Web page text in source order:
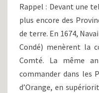
Rappel : Devant une
plus encore des
de terre. En 1674,
Condé) menèrent la
Comté. La même
commander dans les
d’Orange, en